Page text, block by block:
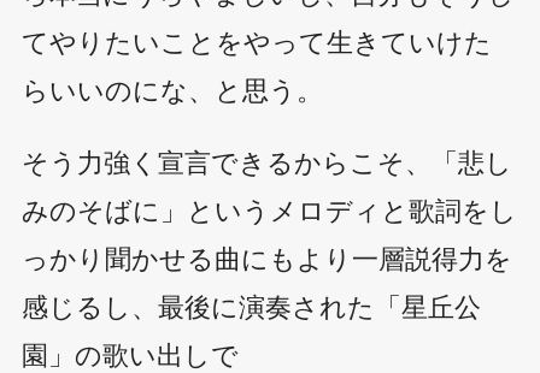
てやりたいことをやって生きていけた
らいいのにな、と思う。
そう力強く宣言できるからこそ、「悲し
みのそばに」というメロディと歌詞をし
っかり聞かせる曲にもより一層説得力を
感じるし、最後に演奏された「星丘公
園」の歌い出しで